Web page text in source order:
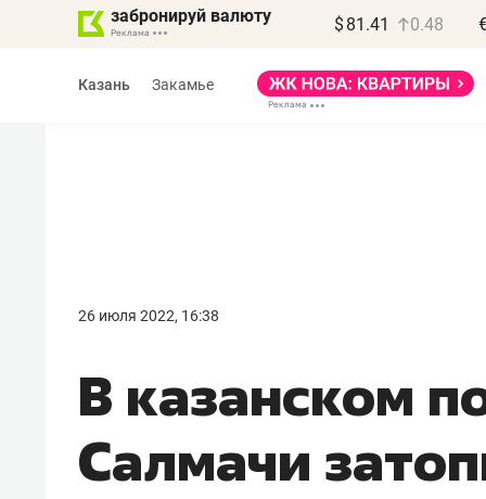
забронируй валюту $ 81.41 0.48
Казань Закамье
26 июля 2022, 16:38
В казанском
Салмачи
правил, бизнес может
потерять минимум
Как бизнесу выйти на зарубежные